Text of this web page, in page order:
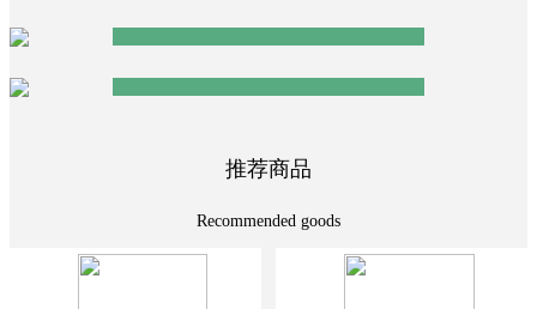
推荐商品
Recommended goods